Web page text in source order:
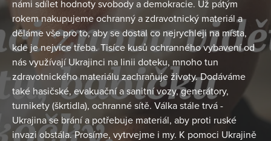
námi sdílet hodnoty svobody a demokracie. Už pátým
rokem nakupujeme ochranný a zdravotnický materiál a
děláme vše pro to, aby se dostal co nejrychleji na místa,
kde je nejvíce třeba. Tisíce kusů ochranného vybavení od
nás využívají Ukrajinci na linii doteku, mnoho tun
zdravotnického materiálu zachraňuje životy. Dodáváme
také hasičské, evakuační a sanitní vozy, generátory,
turnikety (škrtidla), ochranné sítě. Válka stále trvá -
Ukrajina se brání a potřebuje materiál, aby proti ruské
invazi obstála. Prosíme, vytrvejme i my. K pomoci Ukrajině